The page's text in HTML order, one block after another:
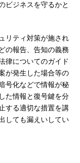
ビジネスを守るかと
リティ対策が施され
の報告、告知の義務
律についてのガイド
が発生した場合等の
号化などで情報が秘
た情報と復号鍵を分
する適切な措置を講
しても漏えいしてい